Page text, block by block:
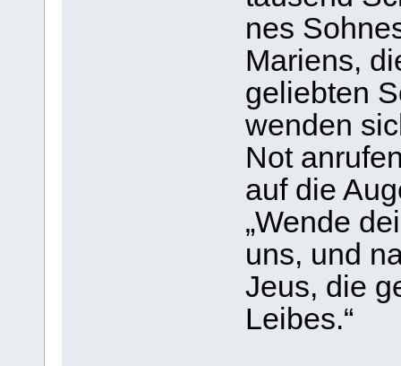
nes
Mari­ens,
gelieb­ten
wen­den
Not
auf die
„Wende
uns, und
Jeus, die
Lei­bes.“